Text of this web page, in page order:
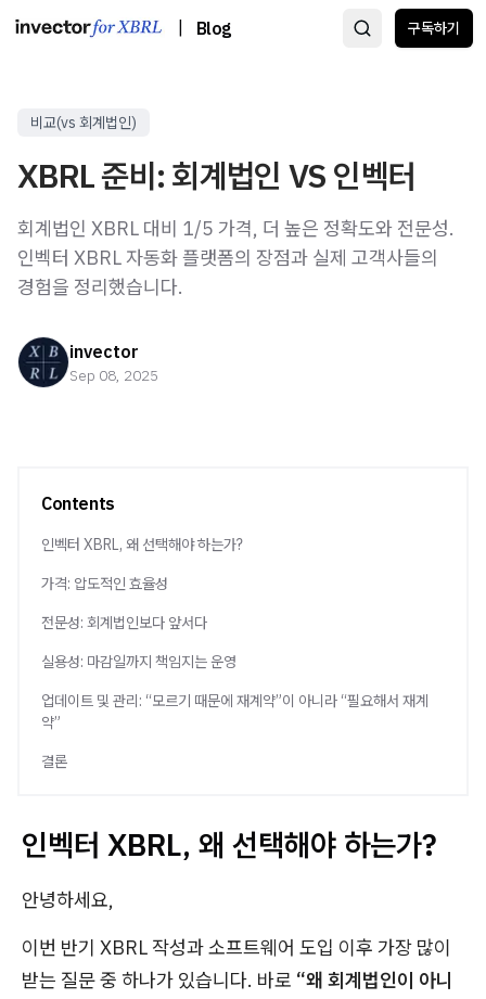
Blog 구독하기
비교(vs 회계법인)
XBRL 준비: 회계법인 VS 인벡터
회계법인 XBRL 대비 1/5 가격, 더 높은 정확도와 전문성.
인벡터 XBRL 자동화 플랫폼의 장점과 실제 고객사들의
경험을 정리했습니다.
invector
Sep 08, 2025
Contents
인벡터 XBRL, 왜 선택해야 하는가?
가격: 압도적인 효율성
전문성: 회계법인보다 앞서다
실용성: 마감일까지 책임지는 운영
업데이트 및 관리: “모르기 때문에 재계약”이 아니라 “필요해서 재계
약”
결론
인벡터 XBRL, 왜 선택해야 하는가?
안녕하세요,
이번 반기 XBRL 작성과 소프트웨어 도입 이후 가장 많이
받는 질문 중 하나가 있습니다. 바로 “왜 회계법인이 아니